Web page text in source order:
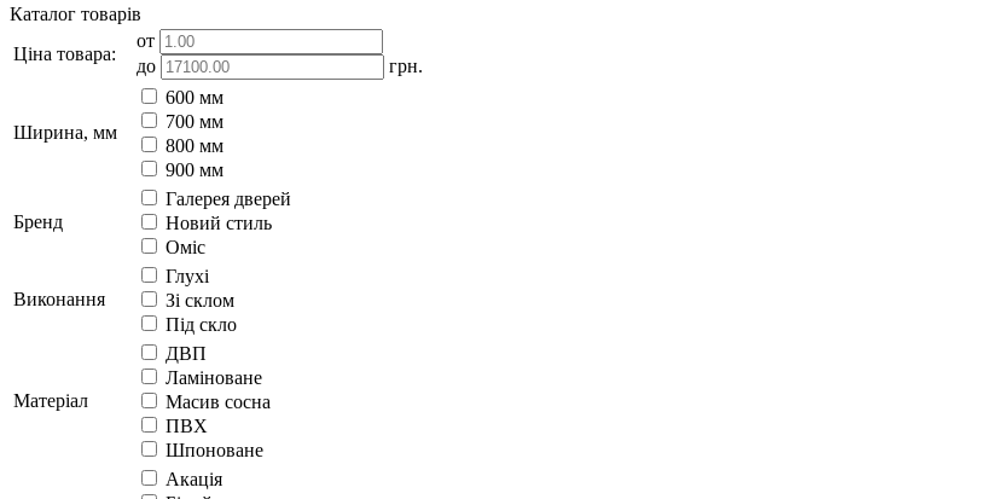
Каталог товарів
Ціна товара:
от
до
грн.
Ширина, мм
600 мм
700 мм
800 мм
900 мм
Бренд
Галерея дверей
Новий стиль
Оміс
Виконання
Глухі
Зі склом
Під скло
Матеріал
ДВП
Ламіноване
Масив сосна
ПВХ
Шпоноване
Акація